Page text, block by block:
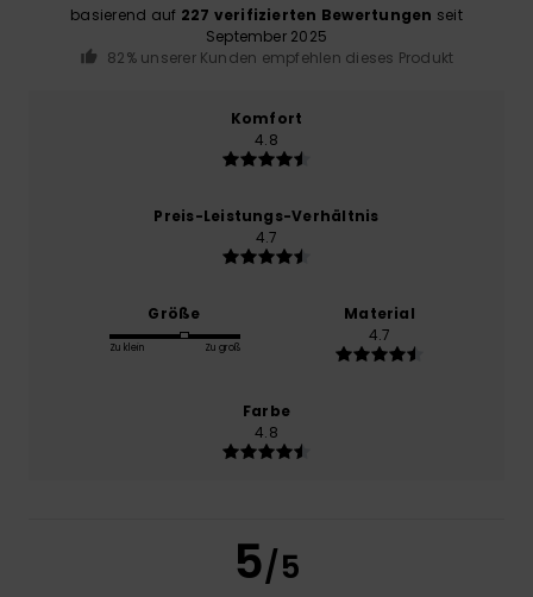
basierend auf 227 verifizierten Bewertungen seit
September 2025
82% unserer Kunden empfehlen dieses Produkt
Komfort
4.8
Preis-Leistungs-Verhältnis
4.7
Größe
Zu klein Zu groß
Material
4.7
Farbe
4.8
5/5